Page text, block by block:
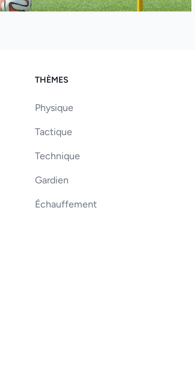
THÈMES
Physique
Tactique
Technique
Gardien
Échauffement